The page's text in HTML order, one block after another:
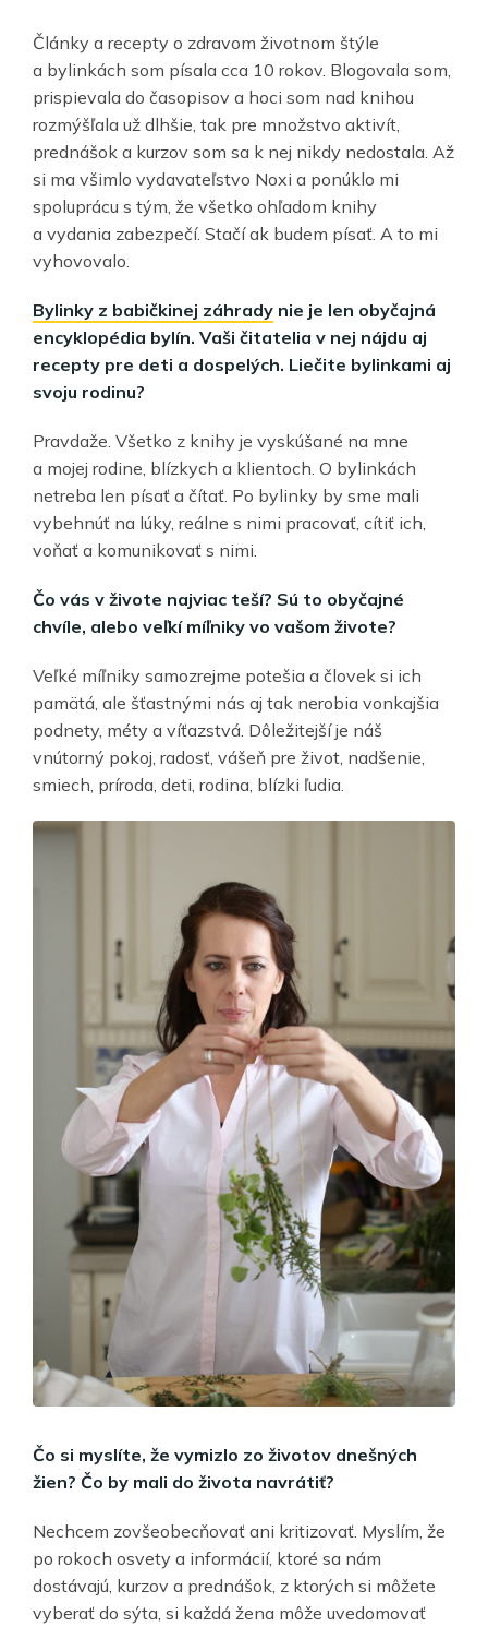
Články a recepty o zdravom životnom štýle
a bylinkách som písala cca 10 rokov. Blogovala som,
prispievala do časopisov a hoci som nad knihou
rozmýšľala už dlhšie, tak pre množstvo aktivít,
prednášok a kurzov som sa k nej nikdy nedostala. Až
si ma všimlo vydavateľstvo Noxi a ponúklo mi
spoluprácu s tým, že všetko ohľadom knihy
a vydania zabezpečí. Stačí ak budem písať. A to mi
vyhovovalo.
Bylinky z babičkinej záhrady nie je len obyčajná
encyklopédia bylín. Vaši čitatelia v nej nájdu aj
recepty pre deti a dospelých. Liečite bylinkami aj
svoju rodinu?
Pravdaže. Všetko z knihy je vyskúšané na mne
a mojej rodine, blízkych a klientoch. O bylinkách
netreba len písať a čítať. Po bylinky by sme mali
vybehnúť na lúky, reálne s nimi pracovať, cítiť ich,
voňať a komunikovať s nimi.
Čo vás v živote najviac teší? Sú to obyčajné
chvíle, alebo veľkí míľniky vo vašom živote?
Veľké míľniky samozrejme potešia a človek si ich
pamätá, ale šťastnými nás aj tak nerobia vonkajšia
podnety, méty a víťazstvá. Dôležitejší je náš
vnútorný pokoj, radosť, vášeň pre život, nadšenie,
smiech, príroda, deti, rodina, blízki ľudia.
Čo si myslíte, že vymizlo zo životov dnešných
žien? Čo by mali do života navrátiť?
Nechcem zovšeobecňovať ani kritizovať. Myslím, že
po rokoch osvety a informácií, ktoré sa nám
dostávajú, kurzov a prednášok, z ktorých si môžete
vyberať do sýta, si každá žena môže uvedomovať